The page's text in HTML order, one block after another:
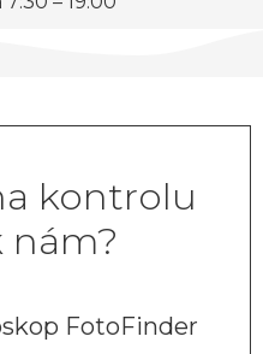
kontrolu
nám?
FotoFinder